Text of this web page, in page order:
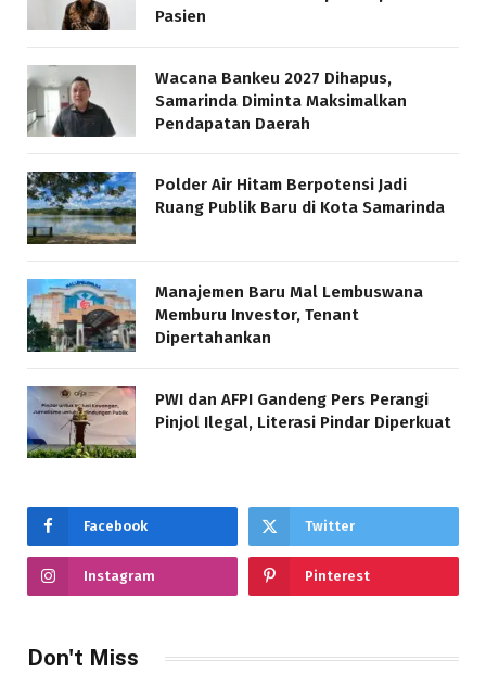
Pasien
Wacana Bankeu 2027 Dihapus,
Samarinda Diminta Maksimalkan
Pendapatan Daerah
Polder Air Hitam Berpotensi Jadi
Ruang Publik Baru di Kota Samarinda
Manajemen Baru Mal Lembuswana
Memburu Investor, Tenant
Dipertahankan
PWI dan AFPI Gandeng Pers Perangi
Pinjol Ilegal, Literasi Pindar Diperkuat
Facebook Twitter
Instagram Pinterest
Don't Miss